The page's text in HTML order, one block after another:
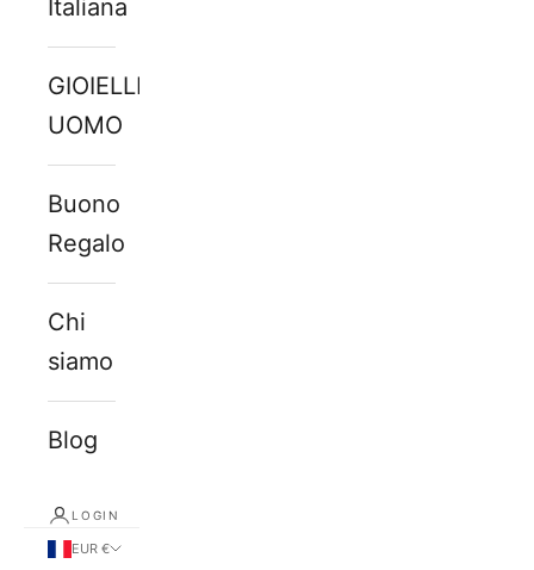
Italiana
GIOIELLI
UOMO
Buono
Regalo
Chi
siamo
Blog
LOGIN
EUR €